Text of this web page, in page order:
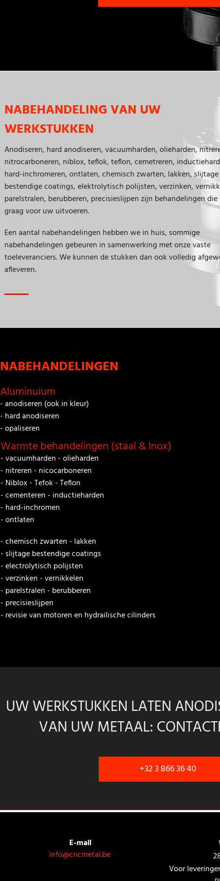
NABEHANDELING VAN UW
WERKSTUKKEN
Anodiseren, hard anodiseren, vacuumharden, olieharden,
nitrocarboneren, niblox, teflok, teflon, cemetreren,
hard-inchromeren, ontlaten, chemisch zwarten, lakken, slijtage
bestendige coatings, elektrolytisch polijsten, verzinken,
parelstralen, berubberen, precisieslijpen zijn behandelingen
graag voor uw uitvoeren.
Een aantal nabehandelingen hebben we in huis, sommige
nabehandelingen gebeuren in samenwerking met onze vaste
toeleveranciers. We kunnen de stukken dan ook volledig
afleveren.
NABEHANDELINGEN
Aluminuium
- anodiseren (ook in kleur)
- hard anodiseren
- opaliseren
Warmte behandelingen (staal & Inox)
- vacuumharden - olieharden
- nitreren - nicocarboneren
- Niblox - Tefok - Teflon
- cementeren - inductieharden
- hard-inchromen
- ontlaten
- chemisch zwarten - lakken
- slijtage bestendige coatings
- electrolytisch polijsten
- verzinken - vernikkelen
- parelstralen - berubberen
- precisieslijpen
- revisie van motoren en hydrailische cilinders
UW WERKSTUKKEN LATEN
VAN UW METAAL:
+32 3 866 36 40
E-mail
info@cncmetal.be
Voor